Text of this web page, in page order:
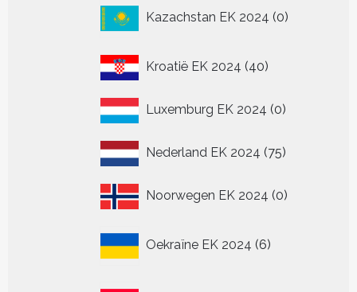
Kazachstan EK 2024 0
producten
Kroatië EK 2024 4040
Luxemburg EK 2024 00
Nederland EK 2024 7575
Noorwegen EK 2024 00
Oekraïne EK 2024 6
producten